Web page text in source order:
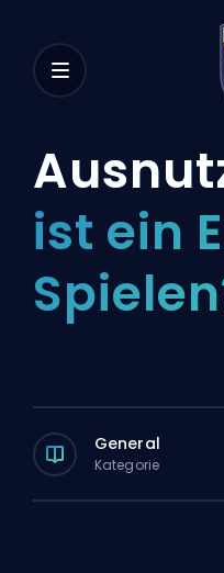
ist ein
General
Kategorie